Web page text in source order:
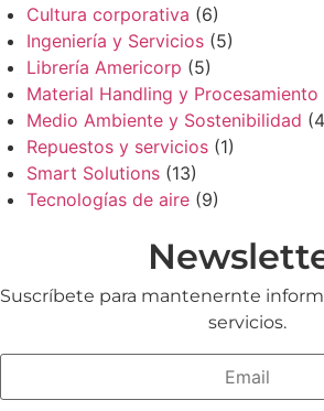
Cultura corporativa (6)
Ingeniería y Servicios (5)
Librería Americorp (5)
Material Handling y Procesamiento
Medio Ambiente y Sostenibilidad
Repuestos y servicios (1)
Smart Solutions (13)
Tecnologías de aire (9)
Suscríbete para mantenernte
servicios.